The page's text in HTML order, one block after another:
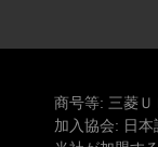
商号等: 三菱
加入協会: 日